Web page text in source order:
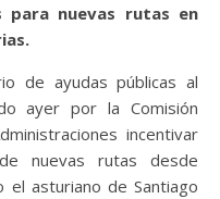
de ayudas públicas al
ayer por la Comisión
incentivar
nuevas rutas desde
el asturiano de Santiago